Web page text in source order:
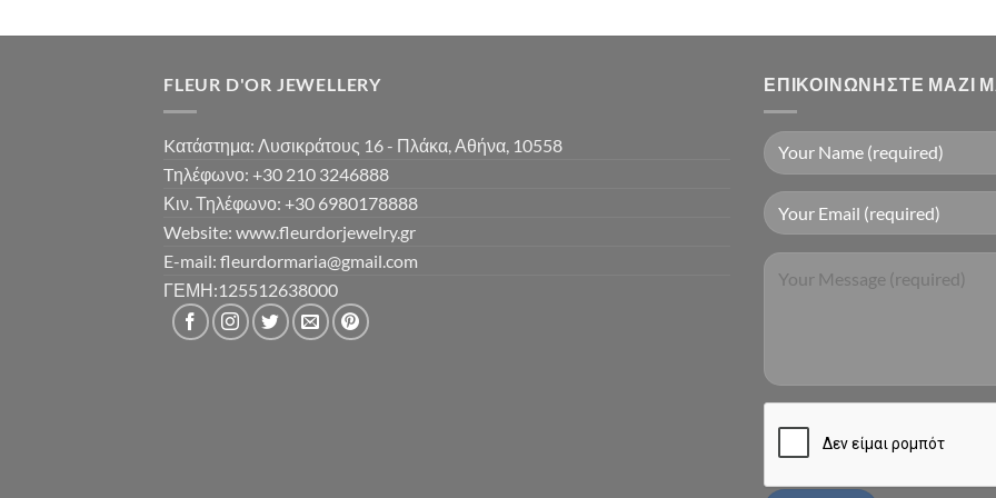
FLEUR D'OR JEWELLERY
Kατάστημα: Λυσικράτους 16 - Πλάκα, Αθήνα, 10558
Tηλέφωνο: +30 210 3246888
Κιν. Τηλέφωνο: +30 6980178888
Website: www.fleurdorjewelry.gr
E-mail: fleurdormaria@gmail.com
ΓΕΜΗ:125512638000
ΕΠΙΚΟΙΝΩΝΉΣΤΕ ΜΑΖΊ